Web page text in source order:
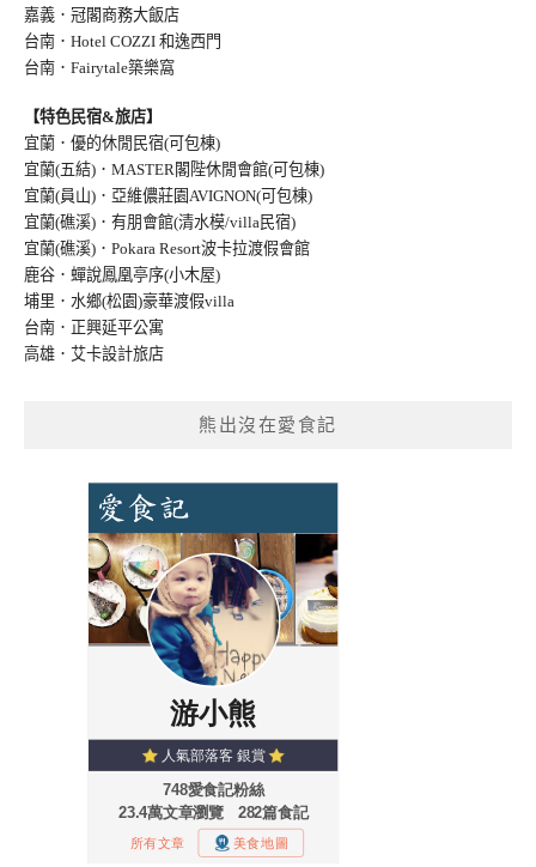
嘉義．冠閣商務大飯店
台南．Hotel COZZI 和逸西門
台南．Fairytale築樂窩
【特色民宿&旅店】
宜蘭．優的休閒民宿(可包棟)
宜蘭(五結)．MASTER閣陛休閒會館(可包棟)
宜蘭(員山)．亞維儂莊園AVIGNON(可包棟)
宜蘭(礁溪)．有朋會館(清水模/villa民宿)
宜蘭(礁溪)．Pokara Resort波卡拉渡假會館
鹿谷．蟬說鳳凰亭序(小木屋)
埔里．水鄉(松園)豪華渡假villa
台南．正興延平公寓
高雄．艾卡設計旅店
熊出沒在愛食記